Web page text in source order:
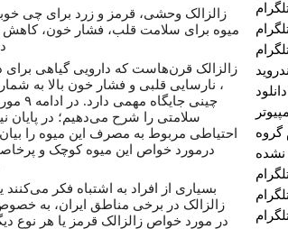
گروه
نشده
زالزالک وحشی، قرمز و زرد برای چی
میوه برای سلامت قلب، فشار خون،
زالزالک قرن‌هاست که دارویی گیاهی
، نارسایی قلبی و فشار خون بالا به
چینی
سلامتی را شرح می‌دهیم؛ در پایان
احتیاطی مربوط به مصرف این میوه را
درمورد خواص این میوه کوچک و
بسیاری از افراد به اشتباه فکر
زالزالک در برخی مناطق ایران، به
در مورد خواص زالزالک قرمز یا هر نوع